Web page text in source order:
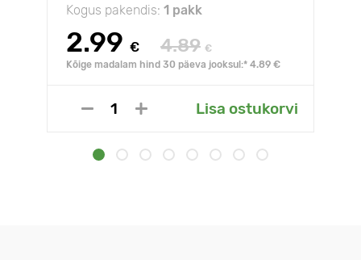
Kogus pakendis: 1 pakk
2.99 € 4.89 €
Kõige madalam hind 30 päeva jooksul:* 4.89 €
Lisa ostukorvi